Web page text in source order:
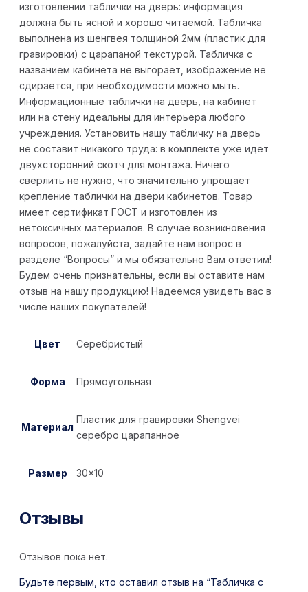
изготовлении таблички на дверь: информация
должна быть ясной и хорошо читаемой. Табличка
выполнена из шенгвея толщиной 2мм (пластик для
гравировки) с царапаной текстурой. Табличка с
названием кабинета не выгорает, изображение не
сдирается, при необходимости можно мыть.
Информационные таблички на дверь, на кабинет
или на стену идеальны для интерьера любого
учреждения. Установить нашу табличку на дверь
не составит никакого труда: в комплекте уже идет
двухсторонний скотч для монтажа. Ничего
сверлить не нужно, что значительно упрощает
крепление таблички на двери кабинетов. Товар
имеет сертификат ГОСТ и изготовлен из
нетоксичных материалов. В случае возникновения
вопросов, пожалуйста, задайте нам вопрос в
разделе “Вопросы” и мы обязательно Вам ответим!
Будем очень признательны, если вы оставите нам
отзыв на нашу продукцию! Надеемся увидеть вас в
числе наших покупателей!
Цвет Серебристый
Форма Прямоугольная
Материал
Пластик для гравировки Shengvei
серебро царапанное
Размер 30×10
Отзывы
Отзывов пока нет.
Будьте первым, кто оставил отзыв на “Табличка с